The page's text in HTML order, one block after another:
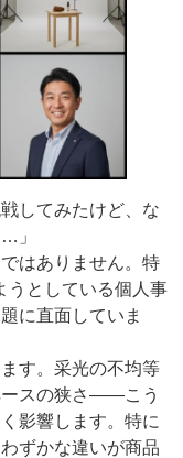
してみたけど、な
」
はありません。特
うとしている個人事
に直面していま
す。采光の不均等
ースの狭さ——こう
影響します。特に
ずかな違いが商品